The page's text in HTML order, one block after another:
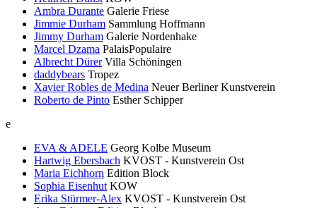
Ambra Durante Galerie Friese
Jimmie Durham Sammlung Hoffmann
Jimmy Durham Galerie Nordenhake
Marcel Dzama PalaisPopulaire
Albrecht Dürer Villa Schöningen
daddybears Tropez
Xavier Robles de Medina Neuer Berliner Kunstverein
Roberto de Pinto Esther Schipper
e
EVA & ADELE Georg Kolbe Museum
Hartwig Ebersbach KVOST - Kunstverein Ost
Maria Eichhorn Edition Block
Sophia Eisenhut KOW
Erika Stürmer-Alex KVOST - Kunstverein Ost